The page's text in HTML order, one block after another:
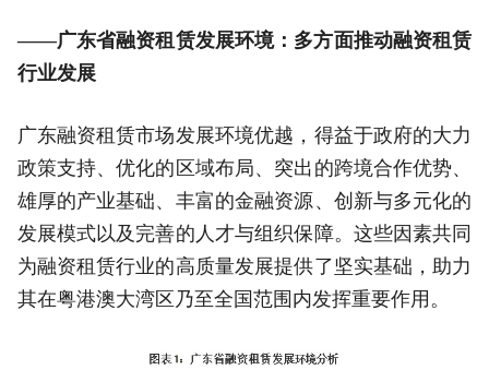
——广东省融资租赁发展环境：多方面推动融资租赁
行业发展
广东融资租赁市场发展环境优越，得益于政府的大力
政策支持、优化的区域布局、突出的跨境合作优势、
雄厚的产业基础、丰富的金融资源、创新与多元化的
发展模式以及完善的人才与组织保障。这些因素共同
为融资租赁行业的高质量发展提供了坚实基础，助力
其在粤港澳大湾区乃至全国范围内发挥重要作用。